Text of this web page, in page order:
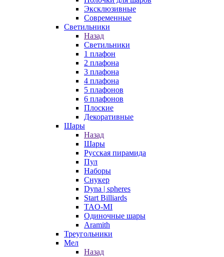
Эксклюзивные
Современные
Светильники
Назад
Светильники
1 плафон
2 плафона
3 плафона
4 плафона
5 плафонов
6 плафонов
Плоские
Декоративные
Шары
Назад
Шары
Русская пирамида
Пул
Наборы
Снукер
Dyna | spheres
Start Billiards
TAO-MI
Одиночные шары
Aramith
Треугольники
Мел
Назад